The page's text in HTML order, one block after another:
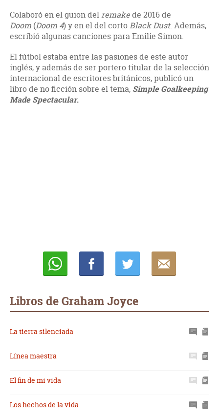
Colaboró en el guion delremakede 2016 de
Doom (Doom 4) y en el del cortoBlack Dust. Además,
escribió algunas canciones para Emilie Simon.
El fútbol estaba entre las pasiones de este autor
inglés, y además de ser portero titular de la selección
internacional de escritores británicos, publicó un
libro de no ficción sobre el tema, Simple Goalkeeping
Made Spectacular.
Libros de Graham Joyce
La tierra silenciada
Línea maestra
El fin de mi vida
Los hechos de la vida